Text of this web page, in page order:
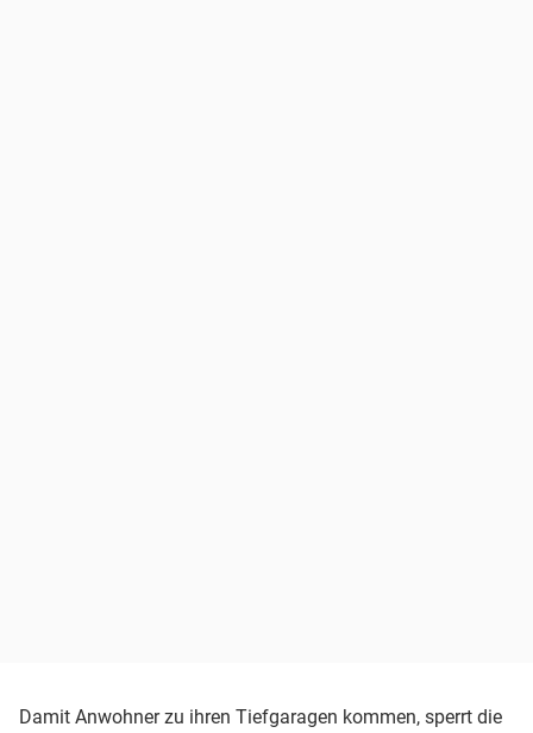
Damit Anwohner zu ihren Tiefgaragen kommen, sperrt die